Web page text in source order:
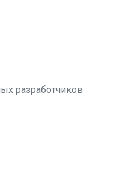
разработчиков